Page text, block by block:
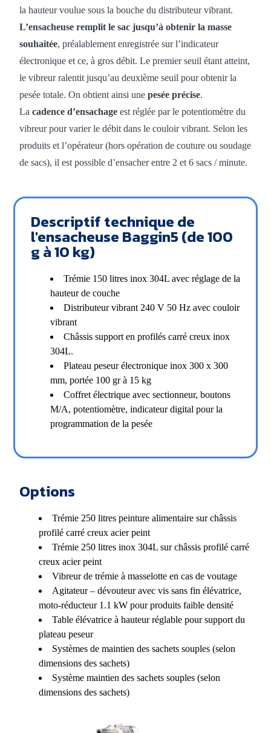
la hauteur voulue sous la bouche du distributeur vibrant.
L’ensacheuse remplit le sac jusqu’à obtenir la masse
souhaitée, préalablement enregistrée sur l’indicateur
électronique et ce, à gros débit. Le premier seuil étant atteint,
le vibreur ralentit jusqu’au deuxième seuil pour obtenir la
pesée totale. On obtient ainsi une pesée précise.
La cadence d’ensachage est réglée par le potentiomètre du
vibreur pour varier le débit dans le couloir vibrant. Selon les
produits et l’opérateur (hors opération de couture ou soudage
de sacs), il est possible d’ensacher entre 2 et 6 sacs / minute.
Descriptif technique de
l'ensacheuse Baggin5 (de 100
g à 10 kg)
Trémie 150 litres inox 304L avec réglage de la
hauteur de couche
Distributeur vibrant 240 V 50 Hz avec couloir
vibrant
Châssis support en profilés carré creux inox
304L.
Plateau peseur électronique inox 300 x 300
mm, portée 100 gr à 15 kg
Coffret électrique avec sectionneur, boutons
M/A, potentiomètre, indicateur digital pour la
programmation de la pesée
Options
Trémie 250 litres peinture alimentaire sur châssis
profilé carré creux acier peint
Trémie 250 litres inox 304L sur châssis profilé carré
creux acier peint
Vibreur de trémie à masselotte en cas de voutage
Agitateur – dévouteur avec vis sans fin élévatrice,
moto-réducteur 1.1 kW pour produits faible densité
Table élévatrice à hauteur réglable pour support du
plateau peseur
Systèmes de maintien des sachets souples (selon
dimensions des sachets)
Système maintien des sachets souples (selon
dimensions des sachets)